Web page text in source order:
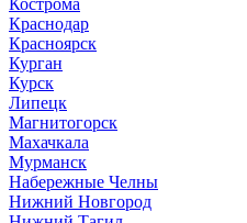
Краснодар
Красноярск
Курган
Курск
Липецк
Магнитогорск
Махачкала
Мурманск
Набережные Челны
Нижний Новгород